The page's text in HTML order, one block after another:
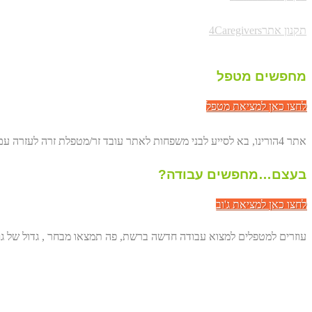
תקנון אתר4Caregivers
מחפשים מטפל
לחצו כאן למציאת מטפל
אתר 4הורינו, בא לסייע לבני משפחות לאתר עובד זר/מטפלת זרה לעזרה עם הורים מבוגרים. באופן ישיר, דרך הרשת ולחסוך לכם מאות שקלים.
בעצם…מחפשים עבודה?
לחצו כאן למציאת ג'וב
עוזרים למטפלים למצוא עבודה חדשה ברשת, פה תמצאו מבחר , גדול של